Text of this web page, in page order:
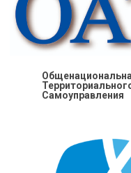
Самоуправления